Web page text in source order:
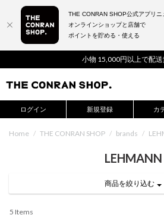
小物 15,000円以上で配送
ログイン 新規登録 カ
Home / THE CONRAN SHOP / brands /
LEHMANN
商品を絞り込む
5 Items
THE CONRAN SHOP公式アプリニ
オンラインショップと店舗で
ポイントを貯める・使える